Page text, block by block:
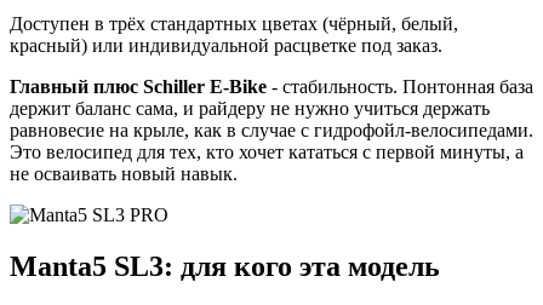
Доступен в трёх стандартных цветах (чёрный, белый,
красный) или индивидуальной расцветке под заказ.
Главный плюс Schiller E-Bike - стабильность. Понтонная база
держит баланс сама, и райдеру не нужно учиться держать
равновесие на крыле, как в случае с гидрофойл-велосипедами.
Это велосипед для тех, кто хочет кататься с первой минуты, а
не осваивать новый навык.
Manta5 SL3: для кого эта модель